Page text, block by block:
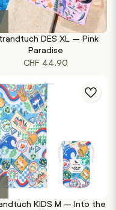
DES XL – Pink
Paradise
CHF 44.90
KIDS M – Into the